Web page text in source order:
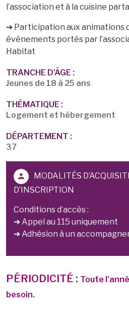
l’association et à la cuisine
➔ Participation aux animations
événements portés par
Habitat
TRANCHE D'ÂGE :
Jeunes de 18 à 25 ans
THÉMATIQUE :
Logement et hébergement
DÉPARTEMENT :
37
MODALITÉS
D’INSCRIPTION
Conditions d’accès :
➔ Appel au 115 uniquement
➔ Adhésion à un
PÉRIODICITÉ : Toute
besoin.